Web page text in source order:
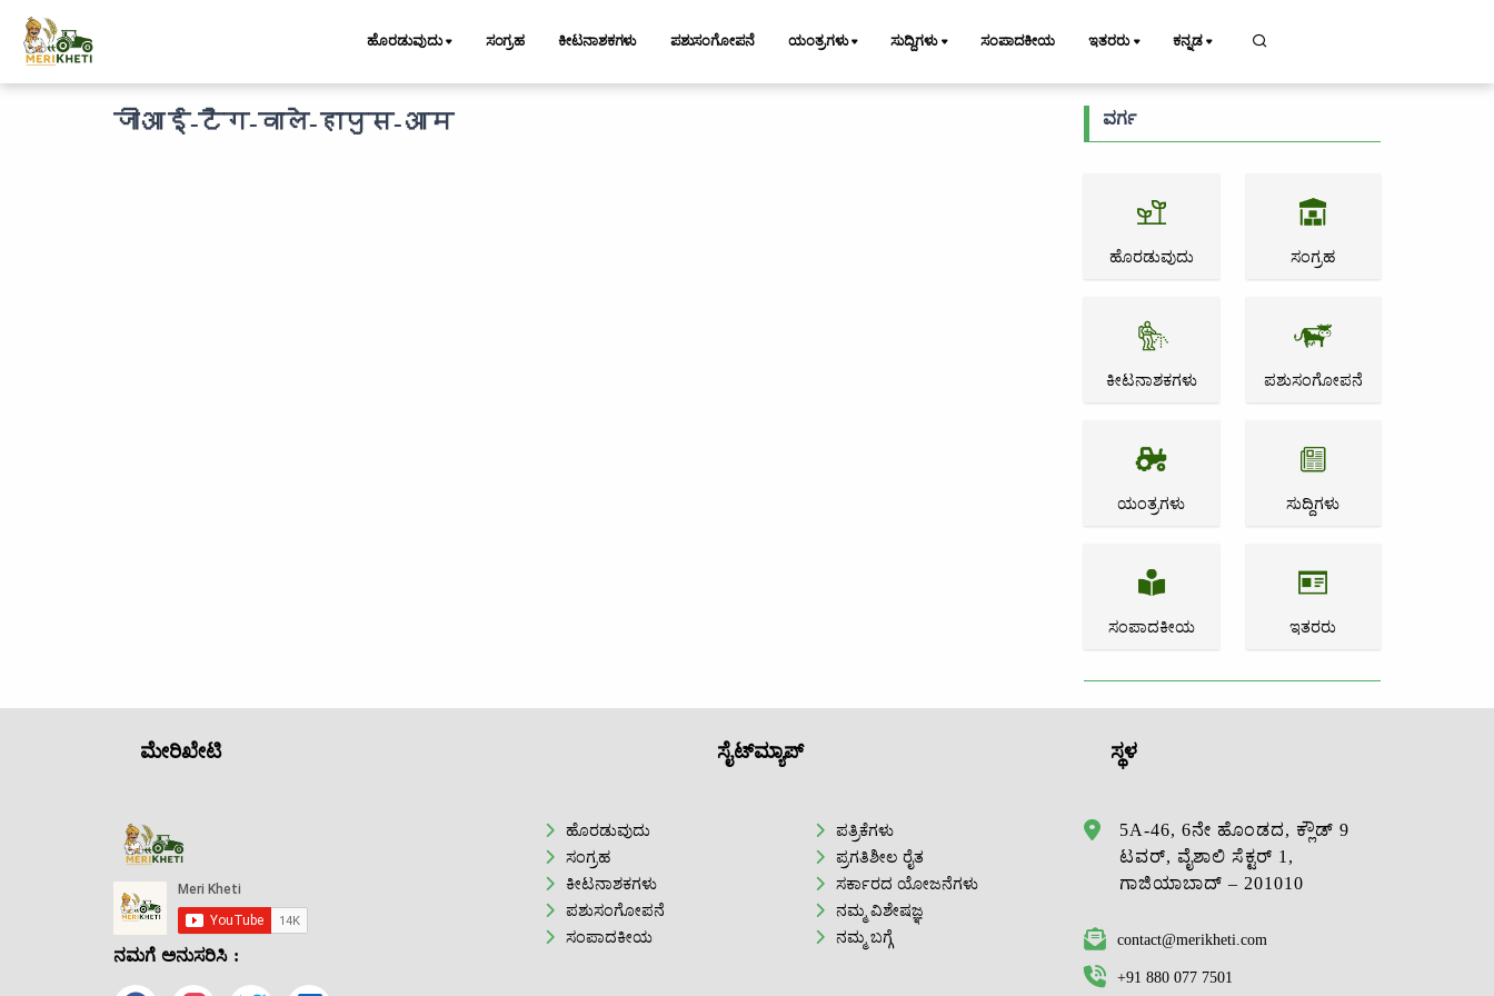
ಹೊರಡುವುದು ಸಂಗ್ರಹ ಕೀಟನಾಶಕಗಳು ಪಶುಸಂಗೋಪನೆ ಯಂತ್ರಗಳು ಸುದ್ದಿಗಳು ಸಂಪಾದಕೀಯ ಇತರರು ಕನ್ನಡ
जीआई-टैग-वाले-हापुस-आम ವರ್ಗ
ಹೊರಡುವುದು ಸಂಗ್ರಹ
ಕೀಟನಾಶಕಗಳು ಪಶುಸಂಗೋಪನೆ
ಯಂತ್ರಗಳು ಸುದ್ದಿಗಳು
ಸಂಪಾದಕೀಯ ಇತರರು
ಮೇರಿಖೇಟಿ
ನಮಗೆ ಅನುಸರಿಸಿ :
ಸೈಟ್‌ಮ್ಯಾಪ್
ಹೊರಡುವುದು
ಸಂಗ್ರಹ
ಕೀಟನಾಶಕಗಳು
ಪಶುಸಂಗೋಪನೆ
ಸಂಪಾದಕೀಯ
ಪತ್ರಿಕೆಗಳು
ಪ್ರಗತಿಶೀಲ ರೈತ
ಸರ್ಕಾರದ ಯೋಜನೆಗಳು
ನಮ್ಮ ವಿಶೇಷಜ್ಞ
ನಮ್ಮ ಬಗ್ಗೆ
ಸ್ಥಳ
5A-46, 6ನೇ ಹೊಂಡದ, ಕ್ಲೌಡ್ 9
ಟವರ್, ವೈಶಾಲಿ ಸೆಕ್ಟರ್ 1,
ಗಾಜಿಯಾಬಾದ್ – 201010
contact@merikheti.com
+91 880 077 7501